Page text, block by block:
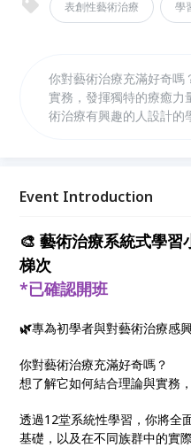
表創性藝術治療 學
你對藝術治療充滿好奇嗎
實務，發揮獨特的療癒力
術治療有興趣的人設計
到知識，更能親身感受藝
Event Introduction
🎨 藝術治療系統式學
梯次
*已確認開班
🌿專為初學者與對藝術治療感
你對藝術治療充滿好奇嗎？
想了解它如何結合理論與實務
透過12堂系統性學習，你將全
基礎，以及在不同族群中的實際